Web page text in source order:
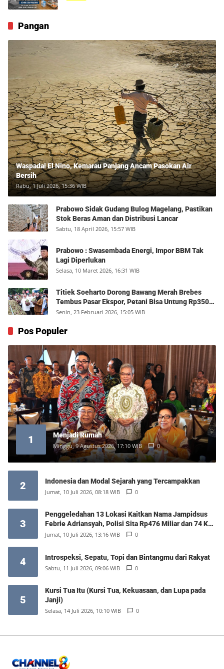
Pangan
Waspadai El Nino, Kemarau Panjang Ancam Pasokan Air
Bersih
Rabu, 1 Juli 2026, 15:36 WIB
Prabowo Sidak Gudang Bulog Magelang, Pastikan
Stok Beras Aman dan Distribusi Lancar
Sabtu, 18 April 2026, 15:57 WIB
Prabowo : Swasembada Energi, Impor BBM Tak
Lagi Diperlukan
Selasa, 10 Maret 2026, 16:31 WIB
Titiek Soeharto Dorong Bawang Merah Brebes
Tembus Pasar Ekspor, Petani Bisa Untung Rp350
Juta per Hektare
Senin, 23 Februari 2026, 15:05 WIB
Pos Populer
1 Menjadi Rumah
Minggu, 9 Agustus 2026, 17:10 WIB 0
2 Indonesia dan Modal Sejarah yang Tercampakkan
Jumat, 10 Juli 2026, 08:18 WIB 0
3
Penggeledahan 13 Lokasi Kaitkan Nama Jampidsus
Febrie Adriansyah, Polisi Sita Rp476 Miliar dan 74 Kg
Emas
Jumat, 10 Juli 2026, 13:16 WIB 0
4 Introspeksi, Sepatu, Topi dan Bintangmu dari Rakyat
Sabtu, 11 Juli 2026, 09:06 WIB 0
5
Kursi Tua Itu (Kursi Tua, Kekuasaan, dan Lupa pada
Janji)
Selasa, 14 Juli 2026, 10:10 WIB 0